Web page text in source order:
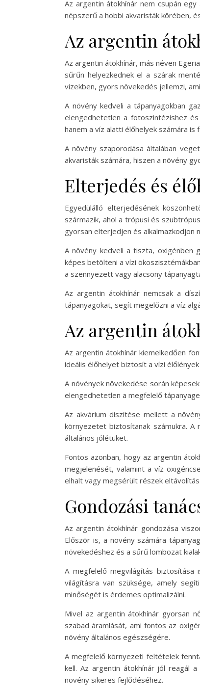
Az argentin átokhínár nem csupán
népszerű a hobbi akvaristák körében,
Az argentin
Az argentin átokhínár, más néven
sűrűn helyezkednek el a szárak
vizekben, gyors növekedés jellemzi,
A növény kedveli a tápanyagokban
elengedhetetlen a fotoszintézishez
hanem a víz alatti élőhelyek számára
A növény szaporodása általában
akvaristák számára, hiszen a növény
Elterjedés és
Egyedülálló elterjedésének
származik, ahol a trópusi és
gyorsan elterjedjen és alkalmazkodjon
A növény kedveli a tiszta, oxigénben
képes betölteni a vízi
a szennyezett vagy alacsony
Az argentin átokhínár nemcsak a
tápanyagokat, segít megelőzni a víz
Az argentin
Az argentin átokhínár kiemelkedően
ideális élőhelyet biztosít a vízi
A növények növekedése során
elengedhetetlen a megfelelő
Az akvárium díszítése mellett a
környezetet biztosítanak számukra.
általános jólétüket.
Fontos azonban, hogy az argentin
megjelenését, valamint a víz
elhalt vagy megsérült részek
Gondozási
Az argentin átokhínár gondozása
Először is, a növény számára
növekedéshez és a sűrű lombozat
A megfelelő megvilágítás biztosítása
világításra van szüksége, amely
minőségét is érdemes optimalizálni.
Mivel az argentin átokhínár gyorsan
szabad áramlását, ami fontos az
növény általános egészségére.
A megfelelő környezeti feltételek
kell. Az argentin átokhínár jól reagál
növény sikeres fejlődéséhez.